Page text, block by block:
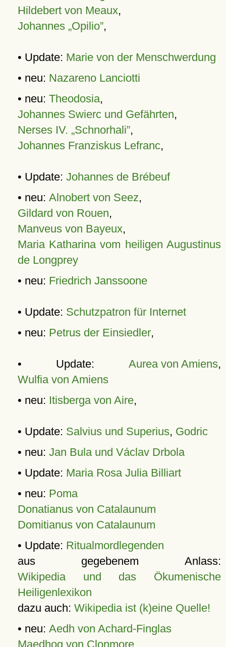
Hildebert von Meaux,
Johannes „Opilio”,
• Update: Marie von der Menschwerdung
• neu: Nazareno Lanciotti
• neu: Theodosia,
Johannes Swierc und Gefährten,
Nerses IV. „Schnorhali”,
Johannes Franziskus Lefranc,
• Update: Johannes de Brébeuf
• neu: Alnobert von Seez,
Gildard von Rouen,
Manveus von Bayeux,
Maria Katharina vom heiligen Augustinus
de Longprey
• neu: Friedrich Janssoone
• Update: Schutzpatron für Internet
• neu: Petrus der Einsiedler,
• Update: Aurea von Amiens,
Wulfia von Amiens
• neu: Itisberga von Aire,
• Update: Salvius und Superius, Godric
• neu: Jan Bula und Václav Drbola
• Update: Maria Rosa Julia Billiart
• neu: Poma
Donatianus von Catalaunum
Domitianus von Catalaunum
• Update: Ritualmordlegenden
aus gegebenem Anlass:
Wikipedia und das Ökumenische
Heiligenlexikon
dazu auch: Wikipedia ist (k)eine Quelle!
• neu: Aedh von Achard-Finglas
Maedhog von Clonmore